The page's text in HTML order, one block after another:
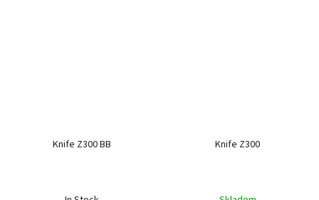
Knife Z300 BB Knife Z300